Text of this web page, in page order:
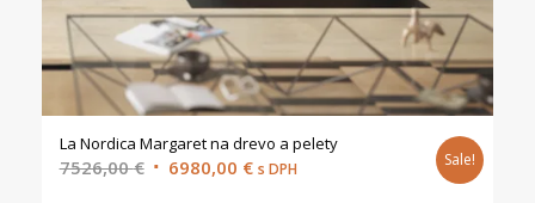
La Nordica Margaret na drevo a pelety
7526,00€ Original
6980,00 €Current
s DPH Sale!